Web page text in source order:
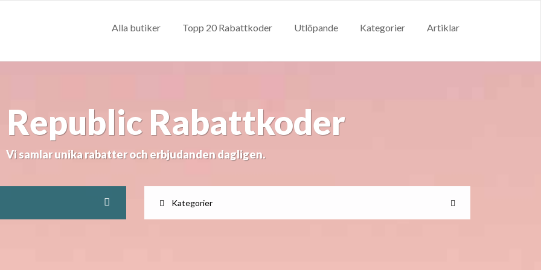
Alla butiker Topp 20 Rabattkoder Utlöpande Kategorier Artiklar
Republic Rabattkoder
Vi samlar unika rabatter och erbjudanden dagligen.
Kategorier